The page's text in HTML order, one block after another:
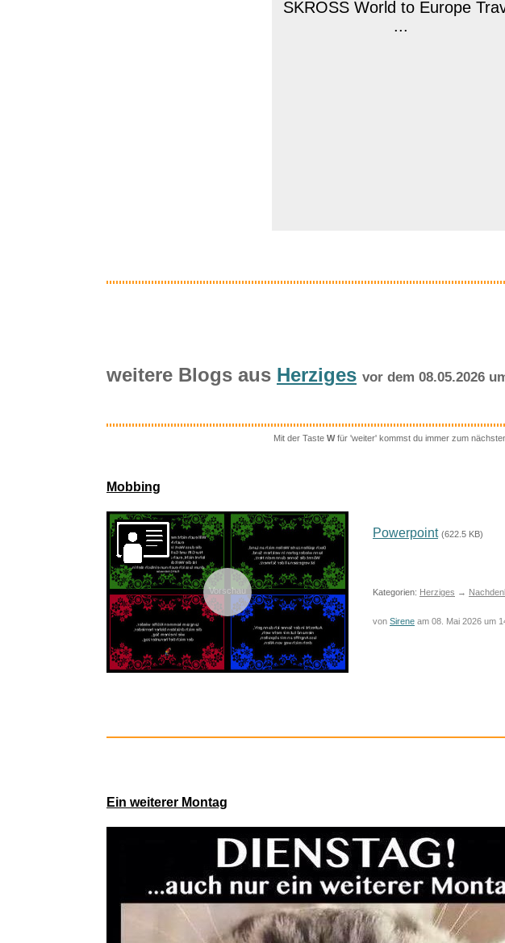
Anzeige
FilterBase® Universal
weitere Blogs aus Herziges vor dem 08.05.2026
Mit der Taste Wfür 'weiter' kommst du immer zum
Mobbing
Vorschau
Powerpoint (622.5 KB)
Kategorien: Herziges →
von Sirene am 08. Mai 2026 um
Ein weiterer Montag